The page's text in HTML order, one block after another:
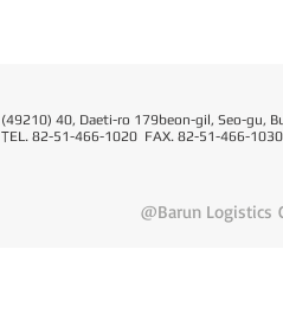
(49210) 40, Daeti-ro 179beon-gil, Seo-gu,
TEL. 82-51-466-1020 FAX. 82-51-466-1030
@Barun Logistics